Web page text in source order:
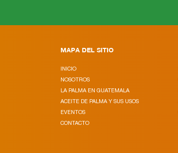
MAPA DEL SITIO
INICIO
NOSOTROS
LA PALMA EN GUATEMALA
ACEITE DE PALMA Y SUS USOS
EVENTOS
CONTACTO